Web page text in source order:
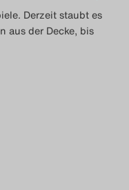
Derzeit staubt es
aus der Decke, bis